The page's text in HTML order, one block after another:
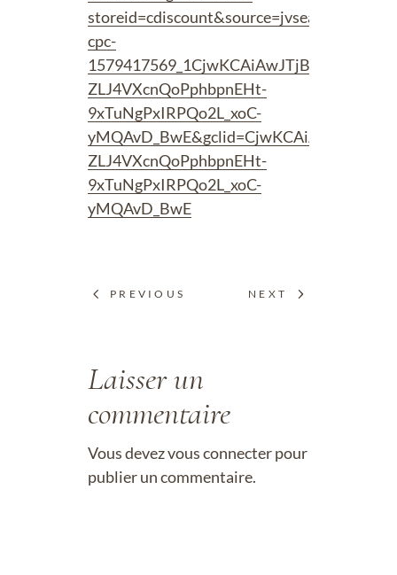
storeid=cdiscount&source=jvsea-
cpc-
ZLJ4VXcnQoPphbpnEHt-
9xTuNgPxIRPQo2L_xoC-
ZLJ4VXcnQoPphbpnEHt-
9xTuNgPxIRPQo2L_xoC-
yMQAvD_BwE
PREVIOUS NEXT
Laisser un
commentaire
Vous devezvous connecterpour
publier un commentaire.